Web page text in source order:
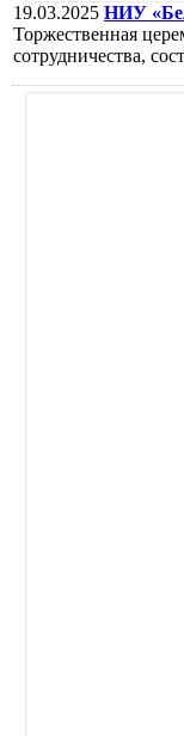
19.03.2025 НИУ
Торжественная
сотрудничества,